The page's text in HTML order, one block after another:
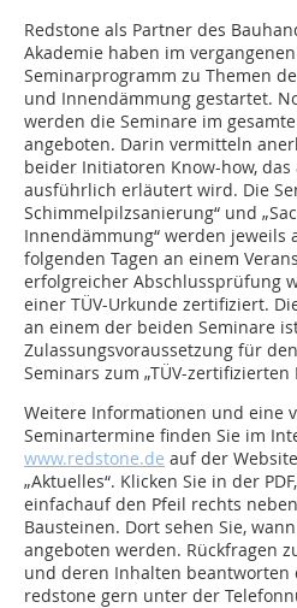
Redstone als Partner des
Akademie haben im
Seminarprogramm zu Themen
und Innendämmung gestartet.
werden die Seminare im
angeboten. Darin vermitteln
beider Initiatoren Know-how,
ausführlich erläutert wird. Die
Schimmelpilzsanierung“ und
Innendämmung“ werden jeweils
folgenden Tagen an einem
erfolgreicher Abschlussprüfung
einer TÜV-Urkunde zertifiziert.
an einem der beiden Seminare
Zulassungsvoraussetzung für
Seminars zum „TÜV-
Weitere Informationen und eine
Seminartermine finden Sie im
www.redstone.de auf der
„Aktuelles“. Klicken Sie in der
einfachauf den Pfeil rechts
Bausteinen. Dort sehen Sie,
angeboten werden. Rückfragen
und deren Inhalten beantworten
redstone gern unter der